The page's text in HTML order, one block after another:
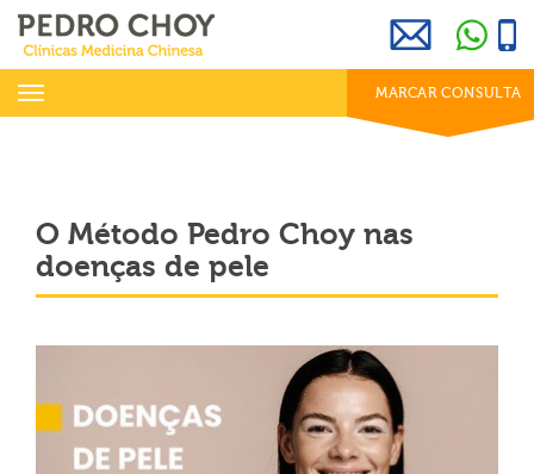
info@clinicaspedrochoy.com 969 800 001
dias úteis das 8h às 20h
Toggle
MARCAR CONSULTA
O Método Pedro Choy nas
doenças de pele